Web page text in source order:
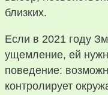
близких.
Если в 2021 году
ущемление, ей
поведение:
контролирует